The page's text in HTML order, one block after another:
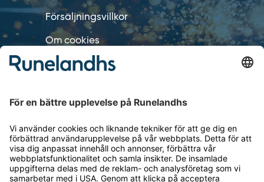
Försäljningsvillkor
Om cookies
Personuppgiftshantering
OM RUNELANDHS
Om Runelandhs
Köpvillkor